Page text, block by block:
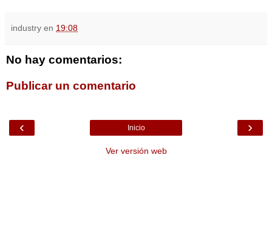
industry en 19:08
No hay comentarios:
Publicar un comentario
‹ ›
Inicio
Ver versión web